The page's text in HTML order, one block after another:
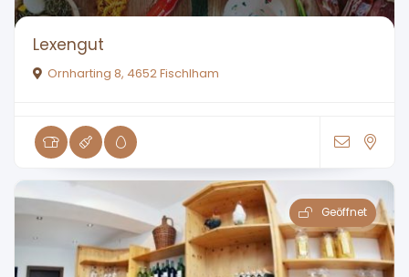
Lexengut
Ornharting 8, 4652 Fischlham
Geöffnet